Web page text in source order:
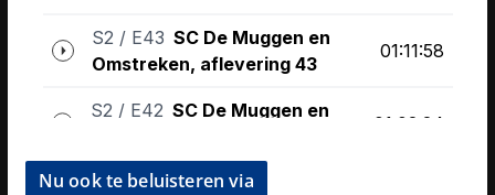
Nu ook te beluisteren via